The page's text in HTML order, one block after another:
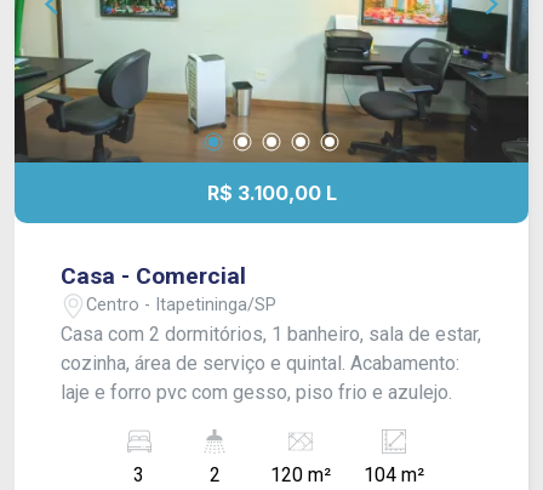
R$ 3.100,00 L
Casa - Comercial
Centro - Itapetininga/SP
Casa com 2 dormitórios, 1 banheiro, sala de estar,
cozinha, área de serviço e quintal. Acabamento:
laje e forro pvc com gesso, piso frio e azulejo.
3 2 120 m² 104 m²